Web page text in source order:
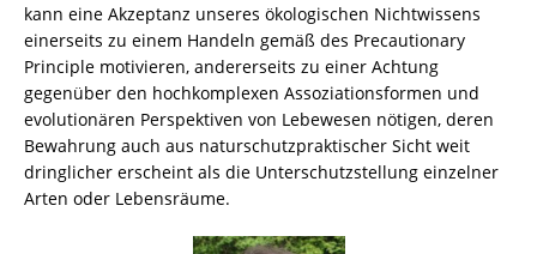
kann eine Akzeptanz unseres ökologischen Nichtwissens
einerseits zu einem Handeln gemäß des Precautionary
Principle motivieren, andererseits zu einer Achtung
gegenüber den hochkomplexen Assoziationsformen und
evolutionären Perspektiven von Lebewesen nötigen, deren
Bewahrung auch aus naturschutzpraktischer Sicht weit
dringlicher erscheint als die Unterschutzstellung einzelner
Arten oder Lebensräume.